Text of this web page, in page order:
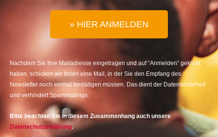
» HIER ANMELDEN
Nachdem Sie Ihre Mailadresse eingetragen und auf “Anmelden” geklickt
haben, schicken wir Ihnen eine Mail, in der Sie den Empfang des
Newsletter noch einmal bestätigen müssen. Das dient der Datensicherheit
und verhindert Spammailings.
Bitte beachten Sie in diesem Zusammenhang auch unsere
Datenschutzerklärung.